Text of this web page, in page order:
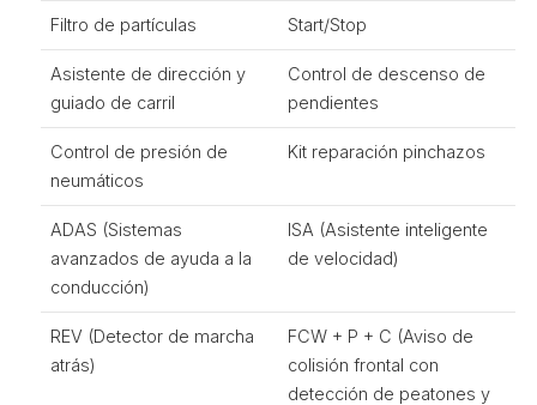
Filtro de partículas Start/Stop
Asistente de dirección y
guiado de carril
Control de descenso de
pendientes
Control de presión de
neumáticos
Kit reparación pinchazos
ADAS (Sistemas
avanzados de ayuda a la
conducción)
ISA (Asistente inteligente
de velocidad)
REV (Detector de marcha
atrás)
FCW + P + C (Aviso de
colisión frontal con
detección de peatones y